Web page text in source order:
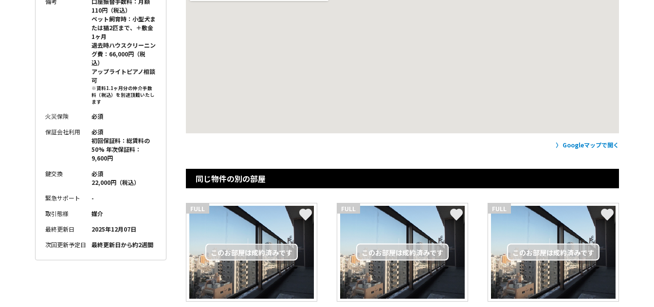
110円（税込）
ペット飼育時：小型犬ま
たは猫2匹まで、＋敷金
1ヶ月
退去時ハウスクリーニン
グ費：66,000円（税
込）
アップライトピアノ相談
可
※賃料1.1ヶ月分の仲介手数
料（税込）を別途頂戴いたし
ます
火災保険
必須
保証会社利用
必須
初回保証料：総賃料の
50% 年次保証料：
9,600円
鍵交換
必須
22,000円（税込）
緊急サポート
-
取引態様
媒介
最終更新日
2025年12月07日
次回更新予定日
最終更新日から約2週間
Googleマップで開く
同じ物件の別の部屋
FULL FULL FULL